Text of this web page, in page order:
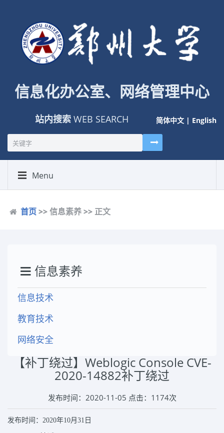
信息化办公室、网络管理中心
简体中文 | English
站内搜索 WEB SEARCH
Menu
首页>> 信息素养 >> 正文
信息素养
信息技术
教育技术
网络安全
【补丁绕过】Weblogic Console CVE-
2020-14882补丁绕过
发布时间：2020-11-05 点击： 1174次
发布时间： 2020年10月 31 日